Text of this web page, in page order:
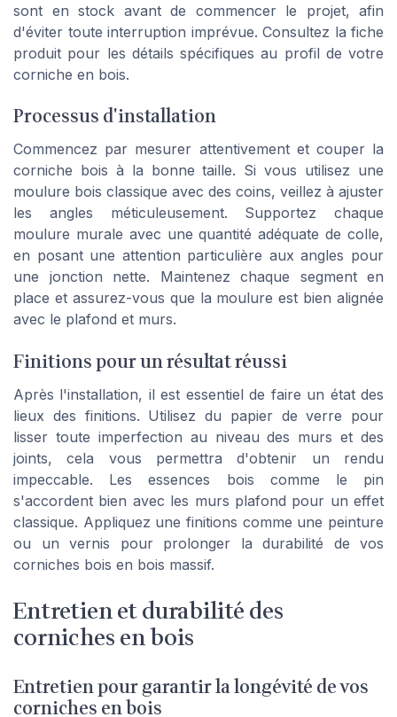
sont en stock avant de commencer le projet, afin
d'éviter toute interruption imprévue. Consultez la fiche
produit pour les détails spécifiques au profil de votre
corniche en bois.
Processus d'installation
Commencez par mesurer attentivement et couper la
corniche bois à la bonne taille. Si vous utilisez une
moulure bois classique avec des coins, veillez à ajuster
les angles méticuleusement. Supportez chaque
moulure murale avec une quantité adéquate de colle,
en posant une attention particulière auxangles pour
une jonction nette. Maintenez chaque segment en
place et assurez-vous que la moulure est bien alignée
avec le plafond et murs.
Finitions pour un résultat réussi
Après l'installation, il est essentiel de faire un état des
lieux des finitions. Utilisez du papier de verre pour
lisser toute imperfection au niveau des murs et des
joints, cela vous permettra d'obtenir un rendu
impeccable. Lesessences bois comme le pin
s'accordent bien avec les murs plafond pour un effet
classique. Appliquez une finitions comme une peinture
ou un vernis pour prolonger la durabilité de vos
corniches bois en bois massif.
Entretien et durabilité des
corniches en bois
Entretien pour garantir la longévité de vos
corniches en bois